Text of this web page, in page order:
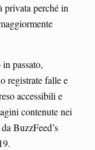
privata perché in
passato,
registrate falle e
accessibili e
contenute nei
BuzzFeed’s